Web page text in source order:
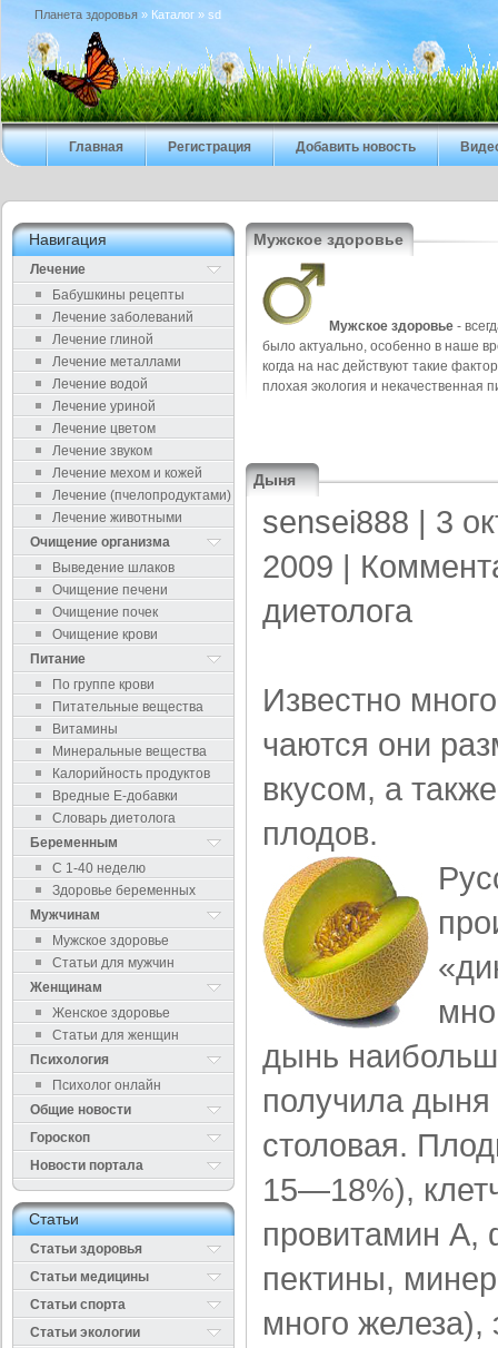
Планета здоровья » Каталог » sd
Главная Регистрация Добавить новость
Навигация
Лечение
Бабушкины рецепты
Лечение заболеваний
Лечение глиной
Лечение металлами
Лечение водой
Лечение уриной
Лечение цветом
Лечение звуком
Лечение мехом и кожей
Лечение (пчелопродуктами)
Лечение животными
Очищение организма
Выведение шлаков
Очищение печени
Очищение почек
Очищение крови
Питание
По группе крови
Питательные вещества
Витамины
Минеральные вещества
Калорийность продуктов
Вредные Е-добавки
Словарь диетолога
Беременным
С 1-40 неделю
Здоровье беременных
Мужчинам
Мужское здоровье
Статьи для мужчин
Женщинам
Женское здоровье
Статьи для женщин
Психология
Психолог онлайн
Общие новости
Гороскоп
Новости портала
Cтатьи
Статьи здоровья
Cтатьи медицины
Статьи спорта
Статьи экологии
Мужское здоровье
Мужское здоровье -
было актуально, особенно в наше
когда на нас действуют такие
плохая экология и некачественная
Дыня
sensei888 | 3
2009 |
диетолога
Известно
чаются они
вкусом, а
плодов.
дынь
полу­чила
столовая.
15—18%),
провитамин А,
пектины,
много